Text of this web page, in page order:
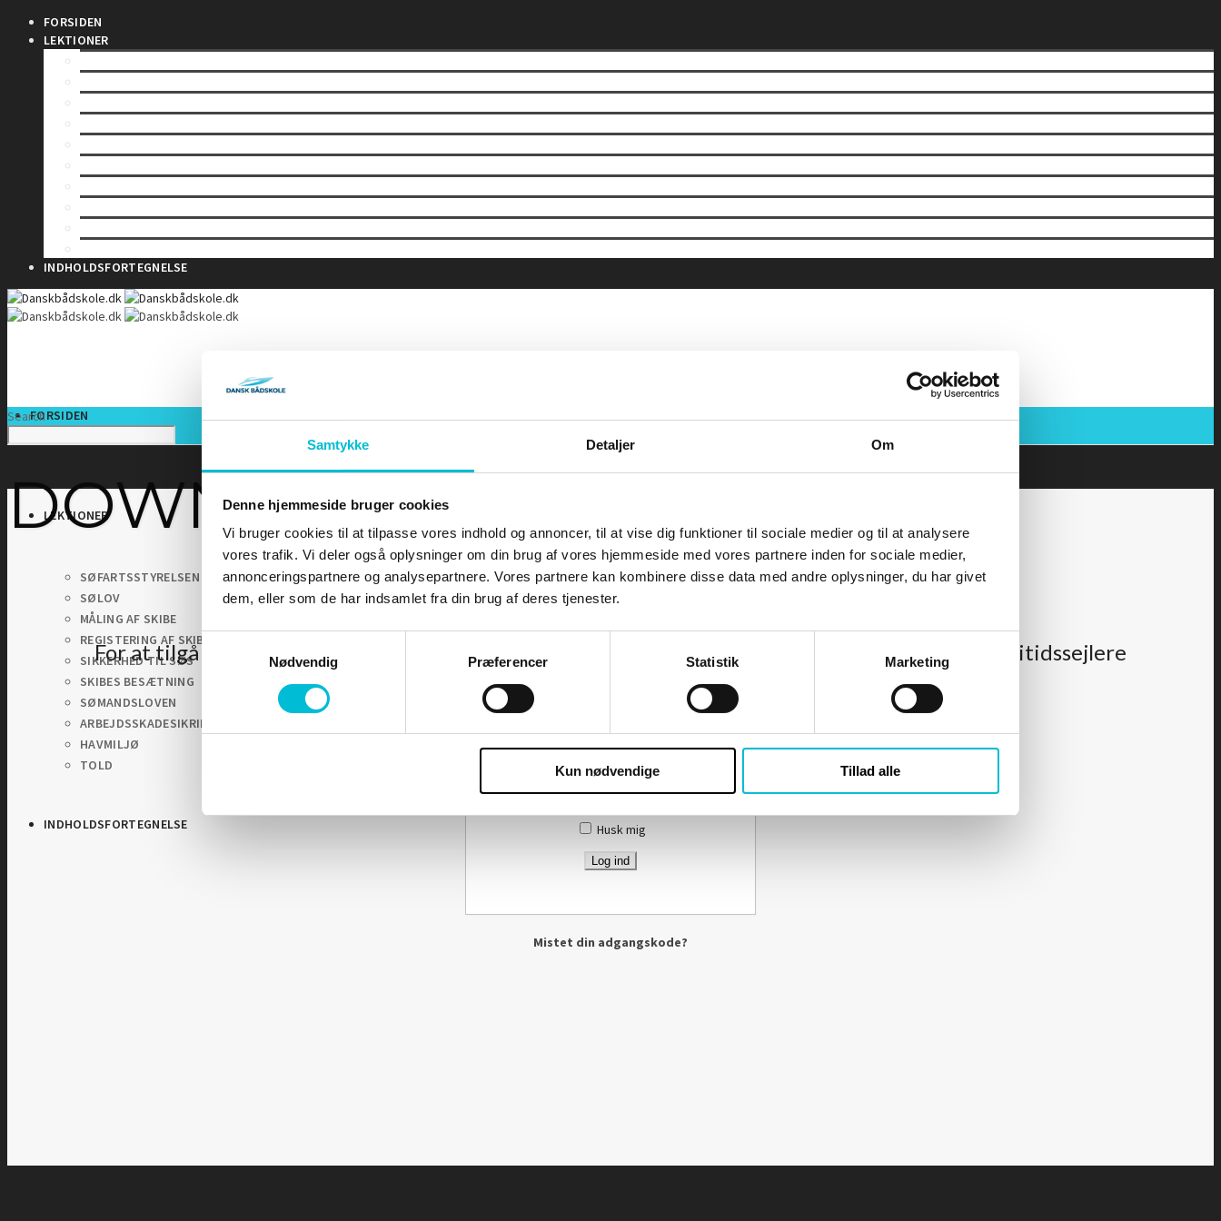
Samtykke Detaljer Om
Denne hjemmeside bruger cookies
Vi bruger cookies til at tilpasse vores indhold og annoncer, til at vise dig funktioner til sociale medier og til at analysere
vores trafik. Vi deler også oplysninger om din brug af vores hjemmeside med vores partnere inden for sociale medier,
annonceringspartnere og analysepartnere. Vores partnere kan kombinere disse data med andre oplysninger, du har givet
dem, eller som de har indsamlet fra din brug af deres tjenester.
Samtykkevalg
Nødvendig
Præferencer Statistik Marketing
Kun nødvendige Tillad alle
FORSIDEN
LEKTIONER
INDHOLDSFORTEGNELSE
FORSIDEN
LEKTIONER
SØFARTSSTYRELSEN
SØLOV
MÅLING AF SKIBE
REGISTERING AF SKIBE
SIKKERHED TIL SØS
SKIBES BESÆTNING
SØMANDSLOVEN
ARBEJDSSKADESIKRING
HAVMILJØ
TOLD
INDHOLDSFORTEGNELSE
Search
DOWNLOAD
For at tilgå denne side skal du være logge ind og være tilmeldt kurset SELVSTUDIE - Søret for fritidssejlere
Adgangskode
Husk mig
Mistet din adgangskode?